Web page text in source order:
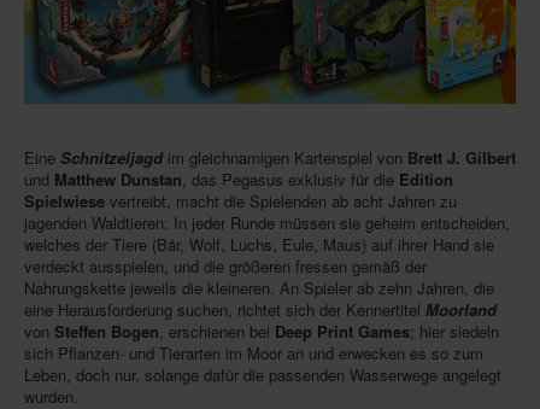
Branchen-/Wirtschaftsnews
Interviews
Crowdfunding
Veranstaltungen-Events
In eigener Sache-On our own behalf
Archivierte Meldungen-News archive
Eine Schnitzeljagd im gleichnamigen Kartenspiel von Brett J. Gilbert
und Matthew Dunstan , das Pegasus exklusiv für die Edition
Spielwiese vertreibt, macht die Spielenden ab acht Jahren zu
jagenden Waldtieren: In jeder Runde müssen sie geheim entscheiden,
welches der Tiere (Bär, Wolf, Luchs, Eule, Maus) auf ihrer Hand sie
verdeckt ausspielen, und die größeren fressen gemäß der
Nahrungskette jeweils die kleineren. An Spieler ab zehn Jahren, die
eine Herausforderung suchen, richtet sich der Kennertitel Moorland
von Steffen Bogen , erschienen bei Deep Print Games; hier siedeln
sich Pflanzen- und Tierarten im Moor an und erwecken es so zum
Leben, doch nur, solange dafür die passenden Wasserwege angelegt
wurden.